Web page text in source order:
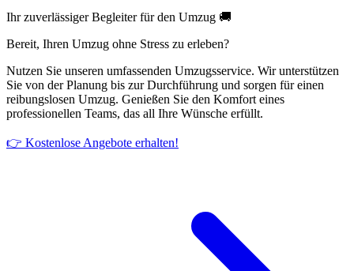
Ihr zuverlässiger Begleiter für den Umzug 🚚
Bereit, Ihren Umzug ohne Stress zu erleben?
Nutzen Sie unseren umfassenden Umzugsservice. Wir unterstützen
Sie von der Planung bis zur Durchführung und sorgen für einen
reibungslosen Umzug. Genießen Sie den Komfort eines
professionellen Teams, das all Ihre Wünsche erfüllt.
👉 Kostenlose Angebote erhalten!